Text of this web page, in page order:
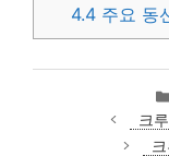
4.4 주요 동
크